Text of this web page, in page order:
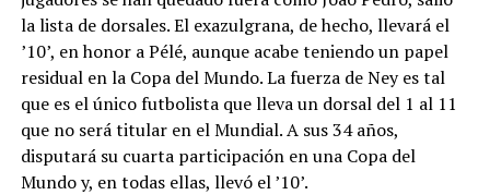
la lista de dorsales. El exazulgrana, de hecho, llevará el
’10’, en honor a Pélé, aunque acabe teniendo un papel
residual en la Copa del Mundo. La fuerza de Ney es tal
que es el único futbolista que lleva un dorsal del 1 al 11
que no será titular en el Mundial. A sus 34 años,
disputará su cuarta participación en una Copa del
Mundo y, en todas ellas, llevó el ’10’.